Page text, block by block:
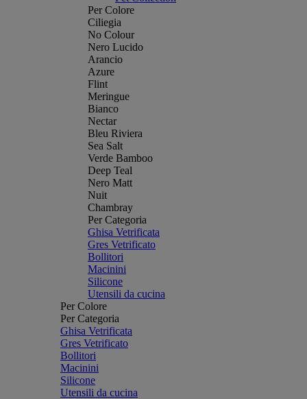
Per Colore
Ciliegia
No Colour
Nero Lucido
Arancio
Azure
Flint
Meringue
Bianco
Nectar
Bleu Riviera
Sea Salt
Verde Bamboo
Deep Teal
Nero Matt
Nuit
Chambray
Per Categoria
Ghisa Vetrificata
Gres Vetrificato
Bollitori
Macinini
Silicone
Utensili da cucina
Per Colore
Per Categoria
Ghisa Vetrificata
Gres Vetrificato
Bollitori
Macinini
Silicone
Utensili da cucina